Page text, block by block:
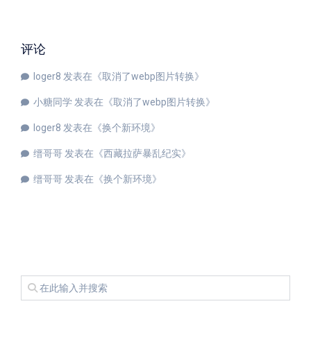
评论
loger8 发表在《取消了webp图片转换》
小糖同学 发表在《取消了webp图片转换》
loger8 发表在《换个新环境》
缙哥哥 发表在《西藏拉萨暴乱纪实》
缙哥哥 发表在《换个新环境》